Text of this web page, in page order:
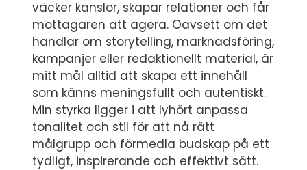
väcker känslor, skapar relationer och får
mottagaren att agera. Oavsett om det
handlar om storytelling, marknadsföring,
kampanjer eller redaktionellt material, är
mitt mål alltid att skapa ett innehåll
som känns meningsfullt och autentiskt.
Min styrka ligger i att lyhört anpassa
tonalitet och stil för att nå rätt
målgrupp och förmedla budskap på ett
tydligt, inspirerande och effektivt sätt.